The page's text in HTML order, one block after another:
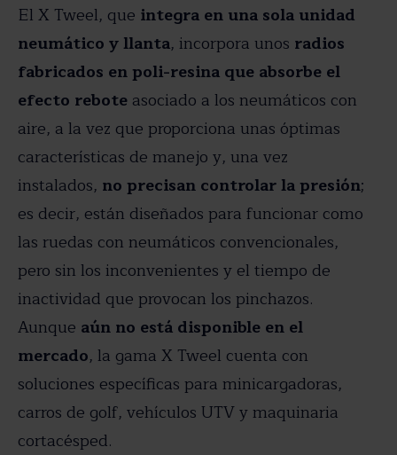
El X Tweel, que integra en una sola unidad
neumático y llanta, incorpora unos radios
fabricados en poli-resina que absorbe el
efecto rebote asociado a los neumáticos con
aire, a la vez que proporciona unas óptimas
características de manejo y, una vez
instalados, no precisan controlar la presión;
es decir, están diseñados para funcionar como
las ruedas con neumáticos convencionales,
pero sin los inconvenientes y el tiempo de
inactividad que provocan los pinchazos.
Aunque aún no está disponible en el
mercado, la gama X Tweel cuenta con
soluciones específicas para minicargadoras,
carros de golf, vehículos UTV y maquinaria
cortacésped.